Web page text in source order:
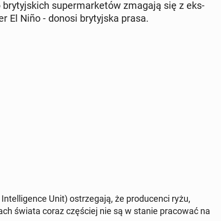
su­per­mar­ke­tów zmagają się z eks­
El Niño - donosi bry­tyj­ska prasa.
Unit) ostrze­ga­ją, że pro­du­cen­ci ryżu,
świata coraz czę­ściej nie są w stanie pra­co­wać na